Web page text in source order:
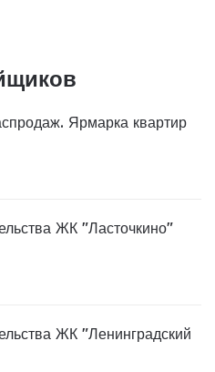
Ярмарка квартир
ЖК "Ласточкино"
ЖК "Ленинградский